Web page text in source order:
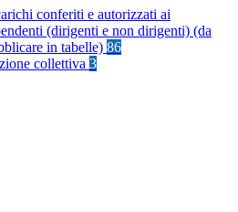
conferiti e autorizzati ai
(dirigenti e non dirigenti) (da
in tabelle) 86
collettiva 3